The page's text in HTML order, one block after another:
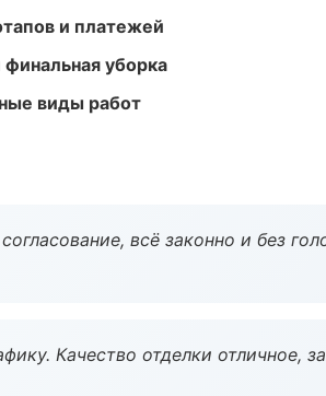
и платежей
уборка
виды работ
всё законно и без
Качество отделки отличное,